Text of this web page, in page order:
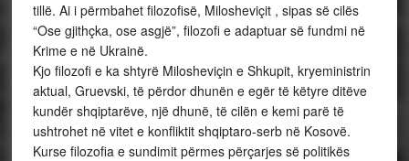
tillë. Ai i përmbahet filozofisë, Milosheviçit , sipas së cilës
“Ose gjithçka, ose asgjë”, filozofi e adaptuar së fundmi në
Krime e në Ukrainë.
Kjo filozofi e ka shtyrë Milosheviçin e Shkupit, kryeministrin
aktual, Gruevski, të përdor dhunën e egër të këtyre ditëve
kundër shqiptarëve, një dhunë, të cilën e kemi parë të
ushtrohet në vitet e konfliktit shqiptaro-serb në Kosovë.
Kurse filozofia e sundimit përmes përçarjes së politikës